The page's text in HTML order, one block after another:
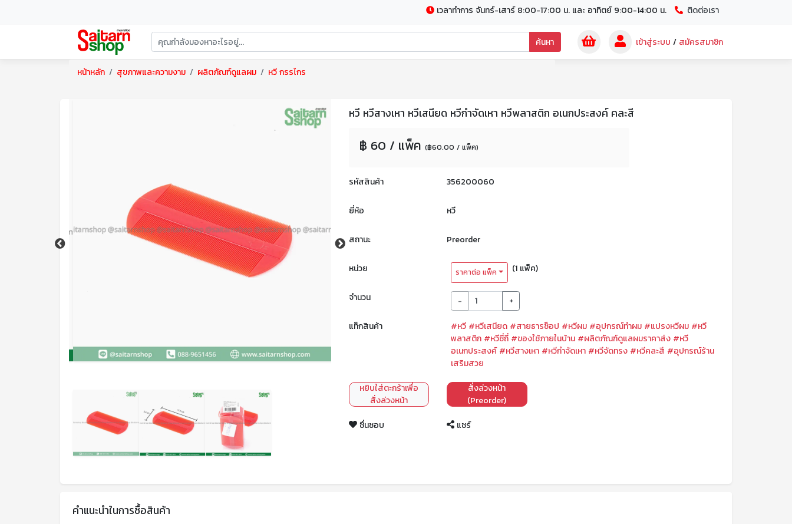
เวลาทำการ จันทร์-เสาร์ 8:00-17:00 น. และ อาทิตย์ 9:00-14:00 น. ติดต่อเรา
ค้นหา เข้าสู่ระบบ / สมัครสมาชิก
หน้าหลัก สุขภาพและความงาม ผลิตภัณฑ์ดูแลผม หวี กรรไกร
หวี หวีสางเหา หวีเสนียด หวีกำจัดเหา หวีพลาสติก อเนกประสงค์ คละสี
฿ 60 / แพ็ค (฿60.00 / แพ็ค)
รหัสสินค้า 356200060
ยี่ห้อ หวี
สถานะ Preorder
หน่วย ราคาต่อ แพ็ค (1 แพ็ค)
จำนวน - +
แท็กสินค้า #หวี #หวีเสนียด #สายธารช็อป #หวีผม #อุปกรณ์ทำผม #แปรงหวีผม #หวี
พลาสติก #หวีซี่ถี่ #ของใช้ภายในบ้าน #ผลิตภัณฑ์ดูแลผมราคาส่ง #หวี
อเนกประสงค์ #หวีสางเหา #หวีกำจัดเหา #หวีจัดทรง #หวีคละสี #อุปกรณ์ร้าน
เสริมสวย
หยิบใส่ตะกร้าเพื่อ
สั่งล่วงหน้า
สั่งล่วงหน้า
(Preorder)
ชื่นชอบ
แชร์
คำแนะนำในการซื้อสินค้า